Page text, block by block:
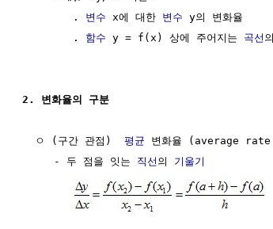
        .
변수 x에 대한 변수 y의 변화율
        .
함수 y = f(x) 상에 주어지는 곡선
2. 변화율의 구분
  ㅇ (구간 관점)
평균 변화율 (average
     - 두 점을 잇는
직선 의 기울기